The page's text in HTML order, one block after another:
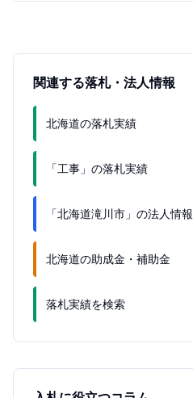
関連する落札・法人情報
北海道の落札実績
「工事」の落札実績
「北海道滝川市」の法人情報
北海道の助成金・補助金
落札実績を検索